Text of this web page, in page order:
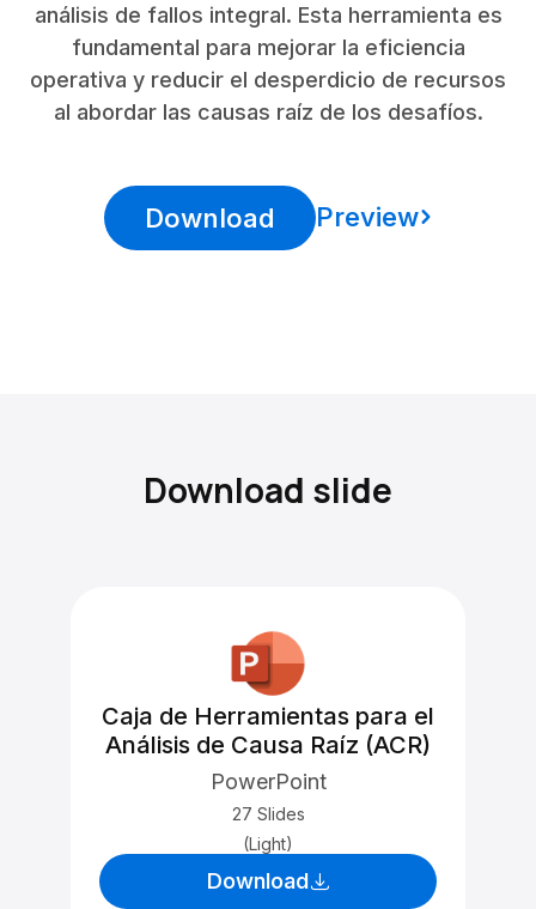
análisis de fallos integral. Esta herramienta es
fundamental para mejorar la eficiencia
operativa y reducir el desperdicio de recursos
al abordar las causas raíz de los desafíos.
Download Preview
Download slide
Caja de Herramientas para el
Análisis de Causa Raíz (ACR)
PowerPoint
27 Slides
(Light)
Download